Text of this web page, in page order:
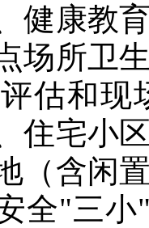
健康教
场所卫
估和现
住宅小
（含闲
全"三